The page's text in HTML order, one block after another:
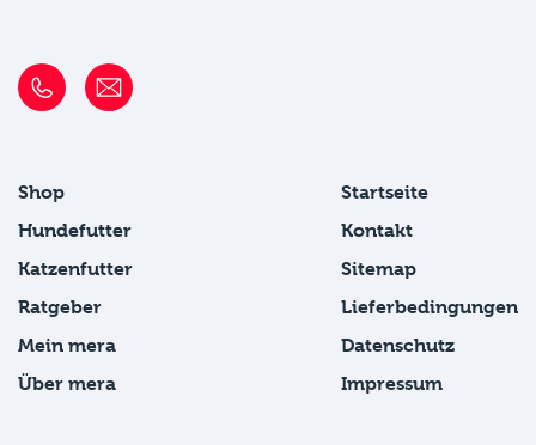
Shop
Hundefutter
Katzenfutter
Ratgeber
Mein mera
Über mera
Startseite
Kontakt
Sitemap
Lieferbedingungen
Datenschutz
Impressum